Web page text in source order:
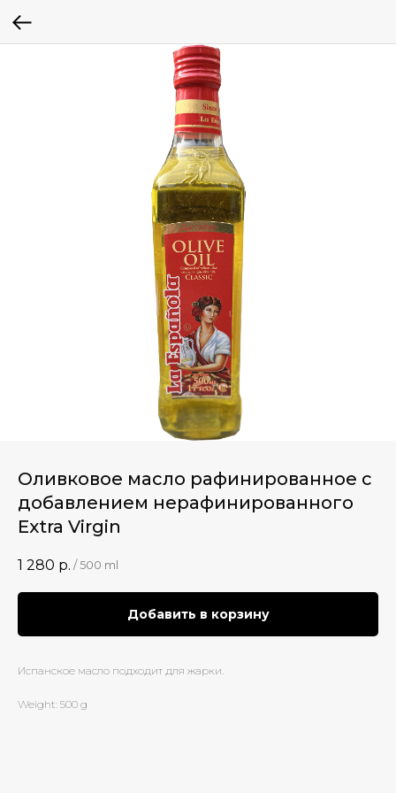
Оливковое масло рафинированное с
добавлением нерафинированного
Extra Virgin
1 280 р. / 500 ml
Добавить в корзину
Испанское масло подходит для жарки.
Weight: 500 g